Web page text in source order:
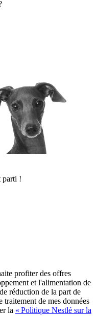
parti !
profiter des offres
et l'alimentation de
réduction de la part de
de mes données
la « Politique Nestlé sur la